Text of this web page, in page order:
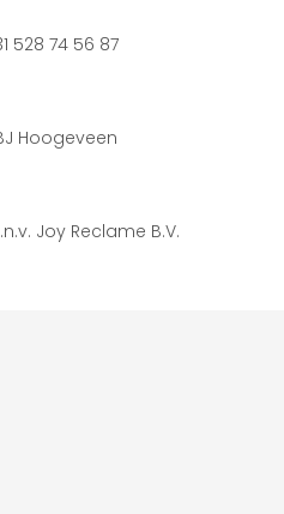
528 74 56 87
Hoogeveen
Joy Reclame B.V.